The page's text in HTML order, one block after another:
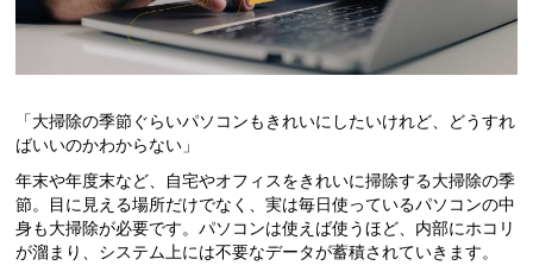
「大掃除の季節ぐらいパソコンもきれいにしたいけれど、どうすれ
ばいいのかわからない」
年末や年度末など、自宅やオフィスをきれいに掃除する大掃除の季
節。目に見える場所だけでなく、実は毎日使っているパソコンの中
身も大掃除が必要です。パソコンは使えば使うほど、内部にホコリ
が溜まり、システム上には不要なデータが蓄積されていきます。